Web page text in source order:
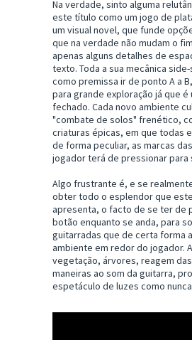
Na verdade, sinto alguma
este título como um jogo de
um visual novel, que funde
que na verdade não mudam o
apenas alguns detalhes de
texto. Toda a sua mecânica
como premissa ir de ponto A a
para grande exploração já que é
fechado. Cada novo ambiente
"combate de solos" frenético,
criaturas épicas, em que todas
de forma peculiar, as marcas
jogador terá de pressionar para
Algo frustrante é, e se
obter todo o esplendor que
apresenta, o facto de se ter de
botão enquanto se anda, para
guitarradas que de certa forma
ambiente em redor do jogador.
vegetação, árvores, reagem
maneiras ao som da guitarra,
espetáculo de luzes como